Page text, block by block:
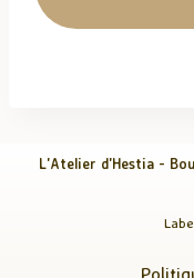
L'Atelier d'Hestia -